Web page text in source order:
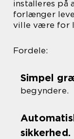
installeres på
forlænger
ville være for
Fordele:
Simpel
begyndere.
sikkerhed.